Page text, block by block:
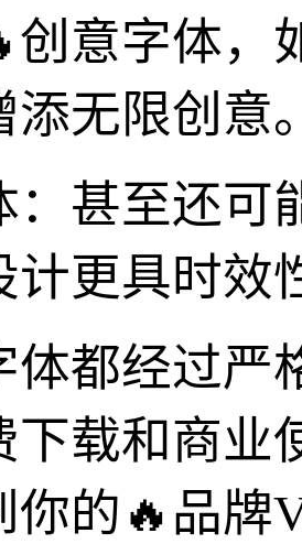
创意字体，
添无限创意
：甚至还可
计更具时效
体都经过严
下载和商业
你的🔥品牌